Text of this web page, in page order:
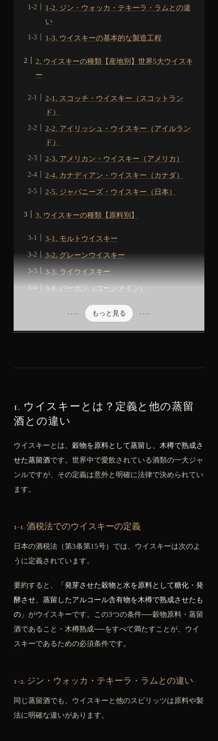
1-2. ジン・ウォッカ・テキーラ・ラムとの違
い
1-3. ウイスキーの基本的な製造工程
2. ウイスキーの種類【産地別】世界5大ウイスキ
ー
2-1. スコッチ・ウイスキー（スコットラン
ド）
2-2. アイリッシュ・ウイスキー（アイルラン
ド）
2-3. アメリカン・ウイスキー（アメリカ）
2-4. カナディアン・ウイスキー（カナダ）
2-5. ジャパニーズ・ウイスキー（日本）
3. ウイスキーの種類【原料別】
3-1. モルトウイスキー
3-2. グレーンウイスキー
3-3. ライウイスキー
3-4. バーボン（コーンメイン）
もっと見る
1. ウイスキーとは？定義と他の蒸留
酒との違い
ウイスキーとは、 穀物を原料として蒸留し、木樽で熟成さ
せた蒸留酒です。世界中で愛飲されている酒類の一大ジャ
ンルですが、その定義は意外と明確に法律で決められてい
ます。
1-1. 酒税法でのウイスキーの定義
日本の酒税法（第3条第15号）では、ウイスキーは次のよ
うに定義されています。
要約すると、「 発芽させた穀物と水を原料として糖化・発
酵させ、蒸留したアルコール含有物を木樽で熟成させたも
の 」がウイスキーです。この3つの条件──穀物原料・蒸留
酒であること・木樽熟成──をすべて満たすことが、ウイ
スキーであるための必須条件です。
1-2. ジン・ウォッカ・テキーラ・ラムとの違い
同じ蒸留酒でも、ウイスキーと他のスピリッツは原料や製
法に明確な違いがあります。